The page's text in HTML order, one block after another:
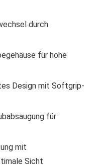
durch
für hohe
Design mit Softgrip-
für
mit
Sicht